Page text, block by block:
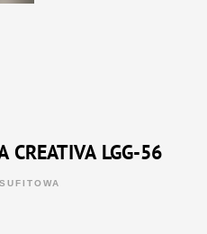
CREATIVA LGG-56